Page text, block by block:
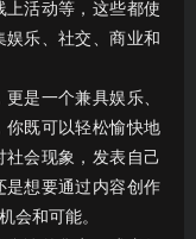
上活动等，这些都使
乐、社交、商业和
是一个兼具娱乐、
你既可以轻松愉快地
会现象，发表自己
是想要通过内容创作
会和可能。